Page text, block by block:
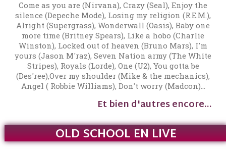
Come as you are (Nirvana), Crazy (Seal), Enjoy the
silence (Depeche Mode), Losing my religion (R.E.M.),
Alright (Supergrass), Wonderwall (Oasis), Baby one
more time (Britney Spears), Like a hobo (Charlie
Winston), Locked out of heaven (Bruno Mars), I'm
yours (Jason M'raz), Seven Nation army (The White
Stripes), Royals (Lorde), One (U2), You gotta be
(Des'ree),Over my shoulder (Mike & the mechanics),
Angel ( Robbie Williams), Don't worry (Madcon)...
Et bien d'autres encore...
OLD SCHOOL EN LIVE